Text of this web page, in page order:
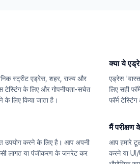
स्ट्रीट एड्रेस, शहर, राज्य और
टेस्टिंग के लिए और गोपनीयता-सचेत
के लिए किया जाता है।
क्या ये
एड्रेस
लिए सही
फॉर्म
उपयोग करने के लिए है। आप अपनी
लागत या पंजीकरण के जनरेट कर
मैं
आप हमारे
करने या UI/